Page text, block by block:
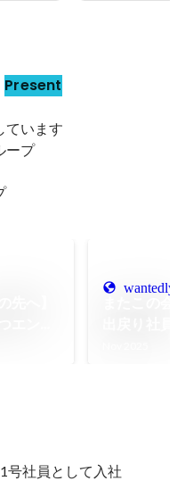
Present
ています
ープ
号社員として入社